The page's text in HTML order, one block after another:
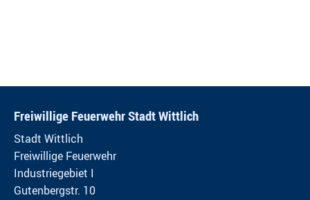
Freiwillige Feuerwehr Stadt Wittlich
Stadt Wittlich
Freiwillige Feuerwehr
Industriegebiet I
Gutenbergstr. 10